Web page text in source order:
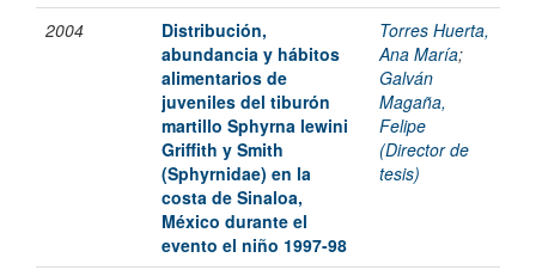
2004
Distribución,
abundancia y hábitos
alimentarios de
juveniles del tiburón
martillo Sphyrna lewini
Griffith y Smith
(Sphyrnidae) en la
costa de Sinaloa,
México durante el
evento el niño 1997-98
Torres Huerta,
Ana María;
Galván
Magaña,
Felipe
(Director de
tesis)